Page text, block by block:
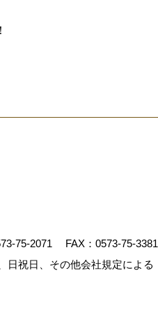
75-2071
FAX：0573-75-3381
日祝日、その他会社規定による